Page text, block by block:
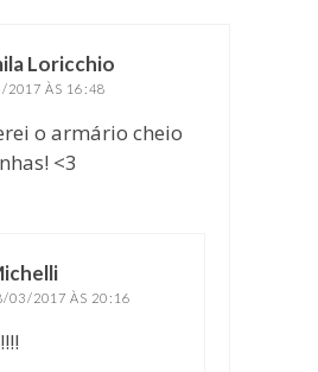
Loricchio
2017 ÀS 16:48
o armário cheio
<3
03/2017 ÀS 20:16